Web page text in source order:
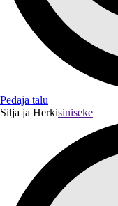
Pedaja talu
Silja ja Herkisiniseke